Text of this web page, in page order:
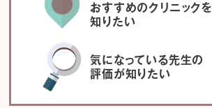
おすすめのクリニックを
知りたい
気になっている先生の
評価が知りたい